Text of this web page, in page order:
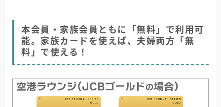
本会員・家族会員ともに「無料」で利用可
能。家族カードを使えば、夫婦両方「無
料」で使える！